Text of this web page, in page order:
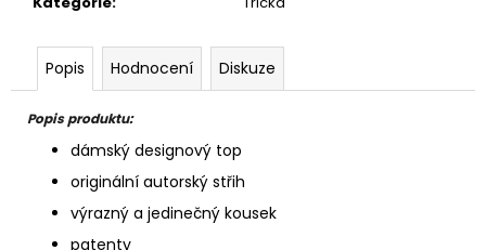
Popis Hodnocení Diskuze
Popis produktu:
dámský designový top
originální autorský střih
výrazný a jedinečný kousek
patenty